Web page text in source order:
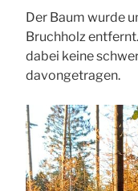
Der Baum wurde
Bruchholz
dabei keine
davongetragen.